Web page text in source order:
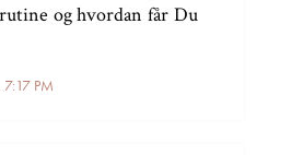
PM
og hvordan får Du